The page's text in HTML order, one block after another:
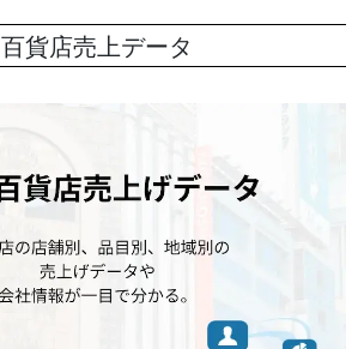
百貨店売上データ